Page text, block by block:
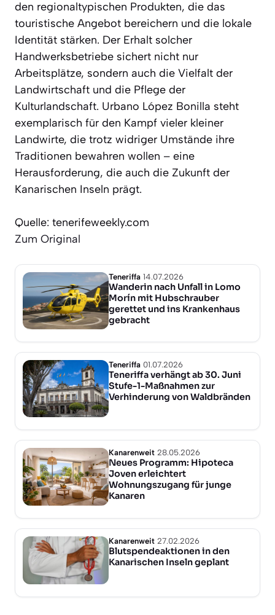
den regionaltypischen Produkten, die das
touristische Angebot bereichern und die lokale
Identität stärken. Der Erhalt solcher
Handwerksbetriebe sichert nicht nur
Arbeitsplätze, sondern auch die Vielfalt der
Landwirtschaft und die Pflege der
Kulturlandschaft. Urbano López Bonilla steht
exemplarisch für den Kampf vieler kleiner
Landwirte, die trotz widriger Umstände ihre
Traditionen bewahren wollen – eine
Herausforderung, die auch die Zukunft der
Kanarischen Inseln prägt.
Quelle: tenerifeweekly.com
Zum Original
Teneriffa 14.07.2026
Wanderin nach Unfall in Lomo
Morín mit Hubschrauber
gerettet und ins Krankenhaus
gebracht
Teneriffa 01.07.2026
Teneriffa verhängt ab 30. Juni
Stufe-1-Maßnahmen zur
Verhinderung von Waldbränden
Kanarenweit 28.05.2026
Neues Programm: Hipoteca
Joven erleichtert
Wohnungszugang für junge
Kanaren
Kanarenweit 27.02.2026
Blutspendeaktionen in den
Kanarischen Inseln geplant